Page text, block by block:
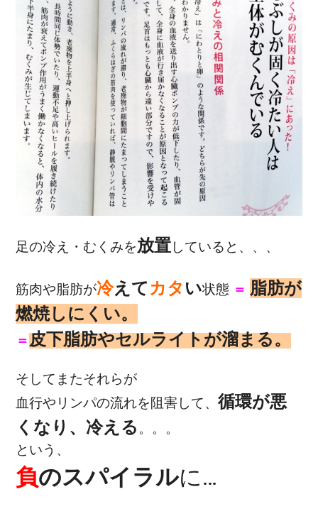
足の冷え・むくみを放置していると、、、
筋肉や脂肪が冷えてカタ い状態 ＝ 脂肪が
燃焼しにくい。
＝皮下脂肪やセルライトが溜まる。
そしてまたそれらが
血行やリンパの流れを阻害して、 循環が悪
くなり、 冷える 。。。
という、
負のスパイラルに…